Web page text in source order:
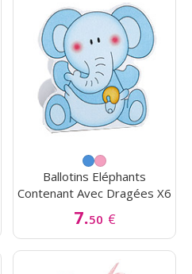
Ballotins Eléphants
Contenant Avec Dragées X6
7.50 €